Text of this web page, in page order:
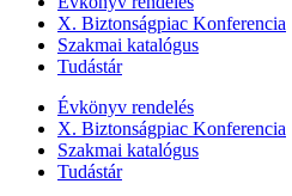
X. Biztonságpiac Konferencia
Szakmai katalógus
Tudástár
Évkönyv rendelés
X. Biztonságpiac Konferencia
Szakmai katalógus
Tudástár